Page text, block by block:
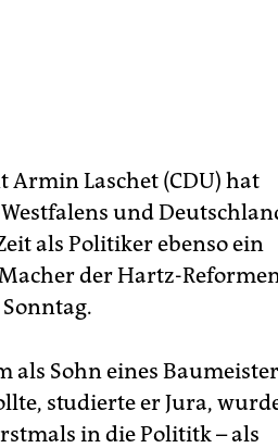
Laschet (CDU) hat
und
als Politiker ebenso ein
der Hartz-
als Sohn eines
studierte er Jura,
in die Polititk – als